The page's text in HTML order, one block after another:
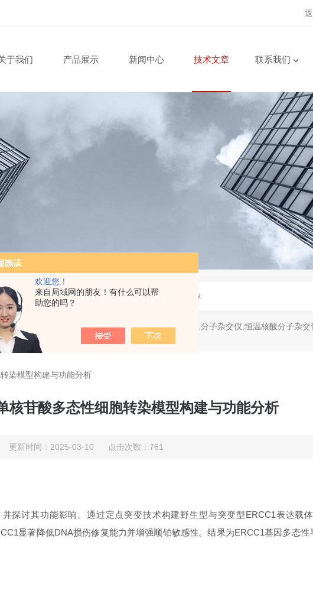
欢迎您！
来自局域网的朋友！有什么可以帮
助您的吗？
于我们 产品展示 新闻中心 技术文章 联系我们
的服务体系
格合理 热门关键词：电穿孔仪,分子杂交仪,恒温核酸分子杂交
染模型构建与功能分析
核苷酸多态性细胞转染模型构建与功能分析
更新时间：2025-03-10 点击次数：761
探讨其功能影响。通过定点突变技术构建野生型与突变型ERCC1表达载
显著降低DNA损伤修复能力并增强顺铂敏感性。结果为ERCC1基因多态